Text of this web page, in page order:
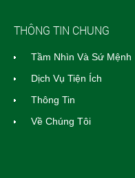
THÔNG TIN CHUNG
Tầm Nhìn Và Sứ Mệnh
Dịch Vụ Tiện Ích
Thông Tin
Về Chúng Tôi